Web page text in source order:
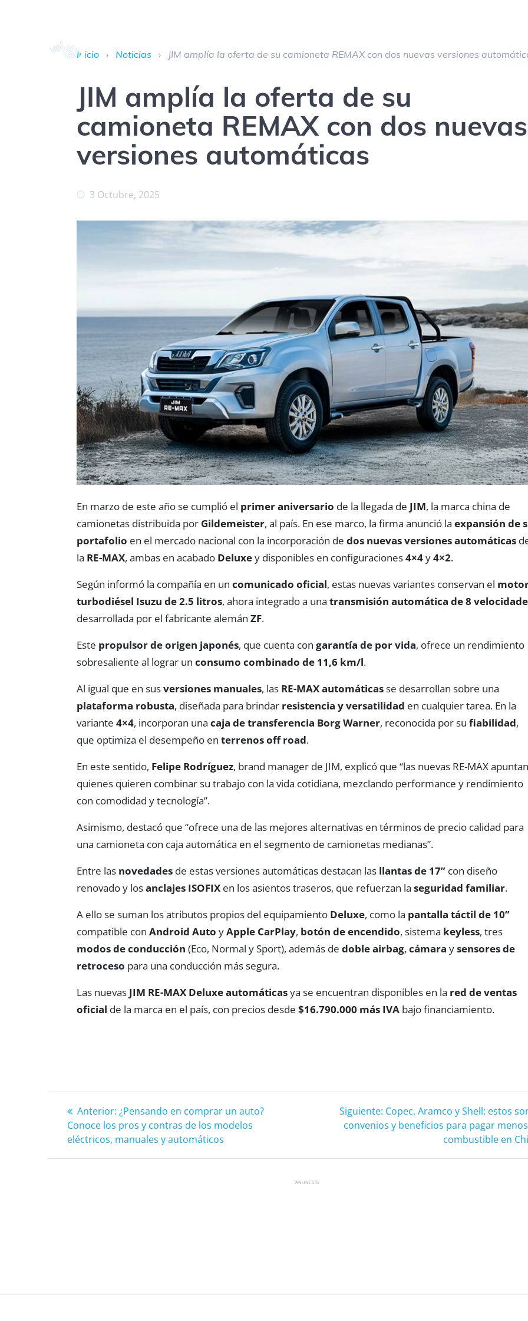
Inicio › Noticias › JIM amplía la oferta de su camioneta REMAX con dos nuevas versiones
JIM amplía la oferta de su
camioneta REMAX con dos nuevas
versiones automáticas
3 Octubre, 2025
En marzo de este año se cumplió el primer aniversario de la llegada de JIM, la marca china de
camionetas distribuida por Gildemeister, al país. En ese marco, la firma anunció laexpansión de
portafolio en el mercado nacional con la incorporación dedos nuevas versiones automáticas
la RE-MAX, ambas en acabado Deluxey disponibles en configuraciones4×4y4×2.
Según informó la compañía en uncomunicado oficial, estas nuevas variantes conservan el
turbodiésel Isuzu de 2.5 litros, ahora integrado a unatransmisión automática de 8
desarrollada por el fabricante alemánZF.
Este propulsor de origen japonés, que cuenta congarantía de por vida, ofrece un rendimiento
sobresaliente al lograr unconsumo combinado de 11,6 km/l.
Al igual que en susversiones manuales, las RE-MAX automáticasse desarrollan sobre una
plataforma robusta, diseñada para brindar resistencia y versatilidad en cualquier tarea. En la
variante4×4, incorporan unacaja de transferencia Borg Warner, reconocida por sufiabilidad,
que optimiza el desempeño enterrenos off road.
En este sentido, Felipe Rodríguez, brand manager de JIM, explicó que “las nuevas RE-MAX
quienes quieren combinar su trabajo con la vida cotidiana, mezclando performance y rendimiento
con comodidad y tecnología”.
Asimismo, destacó que “ofrece una de las mejores alternativas en términos de precio calidad para
una camioneta con caja automática en el segmento de camionetas medianas”.
Entre las novedades de estas versiones automáticas destacan las llantas de 17” con diseño
renovado y losanclajes ISOFIX en los asientos traseros, que refuerzan laseguridad familiar.
A ello se suman los atributos propios del equipamiento Deluxe, como la pantalla táctil de 10”
compatible conAndroid Auto yApple CarPlay, botón de encendido, sistema keyless, tres
modos de conducción (Eco, Normal y Sport), además dedoble airbag,cámara ysensores de
retroceso para una conducción más segura.
Las nuevas JIM RE-MAX Deluxe automáticasya se encuentran disponibles en la red de ventas
oficial de la marca en el país, con precios desde$16.790.000 más IVA bajo financiamiento.
Navegación
Anterior: Anterior:
¿Pensando en comprar un auto?
Conoce los pros y contras de los modelos
eléctricos, manuales y automáticos
Siguiente: Siguiente:
Copec, Aramco y Shell: estos
convenios y beneficios para pagar
combustible en
ANUNCIOS